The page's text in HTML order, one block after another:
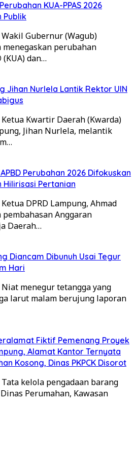
KUA-PPAS 2026
Publik
Gubernur (Wagub)
perubahan
dan…
Jihan Nurlela Lantik Rektor UIN
Ketua Kwartir Daerah (Kwarda)
Jihan Nurlela, melantik
Perubahan 2026 Difokuskan
Pertanian
DPRD Lampung, Ahmad
Anggaran
Daerah…
Diancam Dibunuh Usai Tegur
Hari
Niat menegur tetangga yang
larut malam berujung laporan
Fiktif Pemenang Proyek
Alamat Kantor Ternyata
Kosong, Dinas PKPCK Disorot
kelola pengadaan barang
Perumahan, Kawasan